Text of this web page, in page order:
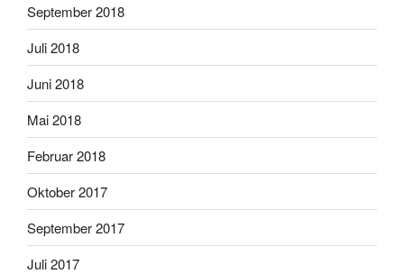
September 2018
Juli 2018
Juni 2018
Mai 2018
Februar 2018
Oktober 2017
September 2017
Juli 2017